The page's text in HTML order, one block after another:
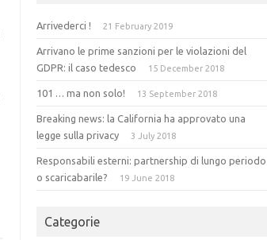
Arrivederci ! 21 February 2019
Arrivano le prime sanzioni per le violazioni del
GDPR: il caso tedesco
15 December 2018
101 … ma non solo! 13 September 2018
Breaking news: la California ha approvato una
legge sulla privacy
3 July 2018
Responsabili esterni: partnership di lungo periodo
o scaricabarile?
19 June 2018
Categorie